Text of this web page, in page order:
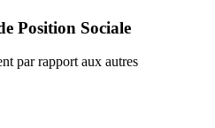
Position Sociale
par rapport aux autres